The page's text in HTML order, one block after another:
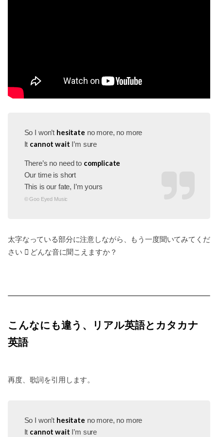
So I won’t hesitate no more, no more
It cannot wait I’m sure
There’s no need to complicate
Our time is short
This is our fate, I’m yours
© Goo Eyed Music
太字なっている部分に注意しながら、もう一度聞いてみてくだ
さい
どんな音に聞こえますか？
こんなにも違う、リアル英語とカタカナ
英語
再度、歌詞を引用します。
So I won’t hesitate no more, no more
It cannot wait I’m sure